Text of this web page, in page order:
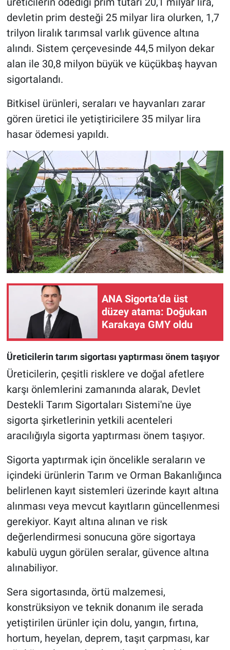
devletin prim desteği 25 milyar lira olurken, 1,7
trilyon liralık tarımsal varlık güvence altına
alındı. Sistem çerçevesinde 44,5 milyon dekar
alan ile 30,8 milyon büyük ve küçükbaş hayvan
sigortalandı.
Bitkisel ürünleri, seraları ve hayvanları zarar
gören üretici ile yetiştiricilere 35 milyar lira
hasar ödemesi yapıldı.
ANA Sigorta’da üst
düzey atama: Doğukan
Karakaya GMY oldu
Üreticilerin tarım sigortası yaptırması önem taşıyor
Üreticilerin, çeşitli risklere ve doğal afetlere
karşı önlemlerini zamanında alarak, Devlet
Destekli Tarım Sigortaları Sistemi'ne üye
sigorta şirketlerinin yetkili acenteleri
aracılığıyla sigorta yaptırması önem taşıyor.
Sigorta yaptırmak için öncelikle seraların ve
içindeki ürünlerin Tarım ve Orman Bakanlığınca
belirlenen kayıt sistemleri üzerinde kayıt altına
alınması veya mevcut kayıtların güncellenmesi
gerekiyor. Kayıt altına alınan ve risk
değerlendirmesi sonucuna göre sigortaya
kabulü uygun görülen seralar, güvence altına
alınabiliyor.
Sera sigortasında, örtü malzemesi,
konstrüksiyon ve teknik donanım ile serada
yetiştirilen ürünler için dolu, yangın, fırtına,
hortum, heyelan, deprem, taşıt çarpması, kar